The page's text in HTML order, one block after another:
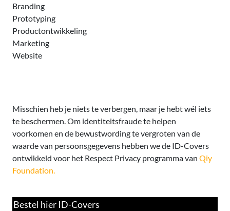
Branding
Prototyping
Productontwikkeling
Marketing
Website
Misschien heb je niets te verbergen, maar je hebt wél iets
te beschermen. Om identiteitsfraude te helpen
voorkomen en de bewustwording te vergroten van de
waarde van persoonsgegevens hebben we de ID-Covers
ontwikkeld voor het Respect Privacy programma van Qiy
Foundation.
Bestel hier ID-Covers